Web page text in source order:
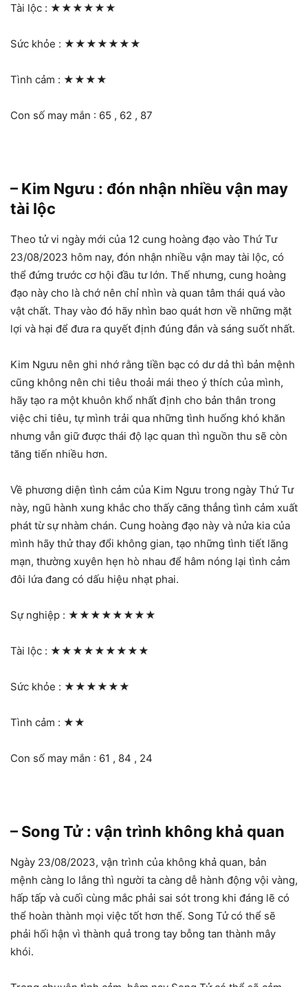
Tài lộc : ★★★★★★
Sức khỏe : ★★★★★★★
Tình cảm : ★★★★
Con số may mắn : 65 , 62 , 87
– Kim Ngưu : đón nhận nhiều vận may
tài lộc
Theo tử vi ngày mới của 12 cung hoàng đạo vào Thứ Tư
23/08/2023 hôm nay, đón nhận nhiều vận may tài lộc, có
thể đứng trước cơ hội đầu tư lớn. Thế nhưng, cung hoàng
đạo này cho là chớ nên chỉ nhìn và quan tâm thái quá vào
vật chất. Thay vào đó hãy nhìn bao quát hơn về những mặt
lợi và hại để đưa ra quyết định đúng đắn và sáng suốt nhất.
Kim Ngưu nên ghi nhớ rằng tiền bạc có dư dả thì bản mệnh
cũng không nên chi tiêu thoải mái theo ý thích của mình,
hãy tạo ra một khuôn khổ nhất định cho bản thân trong
việc chi tiêu, tự mình trải qua những tình huống khó khăn
nhưng vẫn giữ được thái độ lạc quan thì nguồn thu sẽ còn
tăng tiến nhiều hơn.
Về phương diện tình cảm của Kim Ngưu trong ngày Thứ Tư
này, ngũ hành xung khắc cho thấy căng thẳng tình cảm xuất
phát từ sự nhàm chán. Cung hoàng đạo này và nửa kia của
mình hãy thử thay đổi không gian, tạo những tình tiết lãng
mạn, thường xuyên hẹn hò nhau để hâm nóng lại tình cảm
đôi lứa đang có dấu hiệu nhạt phai.
Sự nghiệp : ★★★★★★★★
Tài lộc : ★★★★★★★★★
Sức khỏe : ★★★★★★
Tình cảm : ★★
Con số may mắn : 61 , 84 , 24
– Song Tử : vận trình không khả quan
Ngày 23/08/2023, vận trình của không khả quan, bản
mệnh càng lo lắng thì người ta càng dễ hành động vội vàng,
hấp tấp và cuối cùng mắc phải sai sót trong khi đáng lẽ có
thể hoàn thành mọi việc tốt hơn thế. Song Tử có thể sẽ
phải hối hận vì thành quả trong tay bỗng tan thành mây
khói.